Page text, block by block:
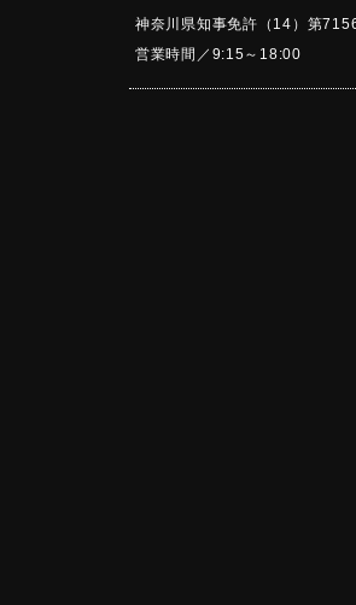
神奈川県知事免許（14）第
営業時間／9:15～18:00 定